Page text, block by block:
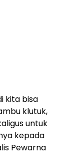
kita bisa
klutuk,
untuk
kepada
Pewarna